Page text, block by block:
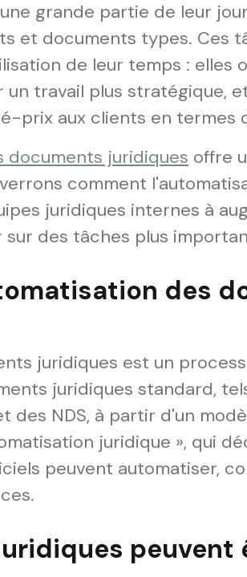
grande partie de leur
et documents types. Ces
de leur temps : elles
travail plus stratégique,
prix aux clients en termes
documents juridiques offre
comment
juridiques internes à
des tâches plus
des
juridiques est un
juridiques standard,
des NDS, à partir d'un
juridique », qui
peuvent automatiser,
peuvent